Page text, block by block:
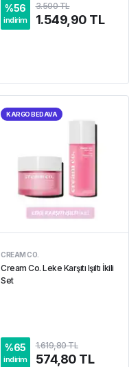
%56
indirim
3.500 TL
1.549,90 TL
KARGO BEDAVA
CREAM CO.
Cream Co. Leke Karşıtı Işıltı İkili
Set
%65
indirim
1.619,80 TL
574,80 TL